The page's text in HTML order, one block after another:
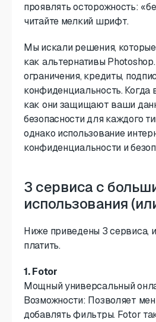
проявлять осторожность:
читайте мелкий шрифт.
Мы искали решения,
как альтернативы
ограничения, кредиты,
конфиденциальность. Когда
как они защищают ваши
безопасности для каждого
однако использование
конфиденциальности и
3 сервиса с
использования
Ниже приведены 3 сервиса,
платить.
1. Fotor
Мощный универсальный
Возможности: Позволяет
добавлять фильтры. Fotor